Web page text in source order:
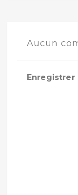
Aucun
Enregistrer